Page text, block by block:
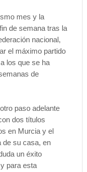
mes y la
de semana tras la
nacional,
el máximo partido
los que se ha
de
paso adelante
dos títulos
en Murcia y el
de su casa, en
un éxito
para esta